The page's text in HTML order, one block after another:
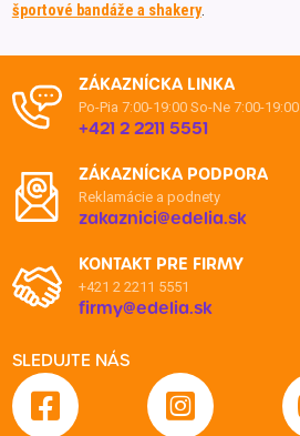
športové bandáže a shakery.
ZÁKAZNÍCKA LINKA
Po-Pia 7:00-19:00 So-Ne 7:00-19:00
+421 2 2211 5551
ZÁKAZNÍCKA PODPORA
Reklamácie a podnety
zakaznici@edelia.sk
KONTAKT PRE FIRMY
+421 2 2211 5551
firmy@edelia.sk
SLEDUJTE NÁS